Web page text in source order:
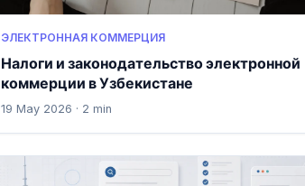
ЭЛЕКТРОННАЯ КОММЕРЦИЯ
Налоги и законодательство электронной
коммерции в Узбекистане
19 May 2026 · 2 min